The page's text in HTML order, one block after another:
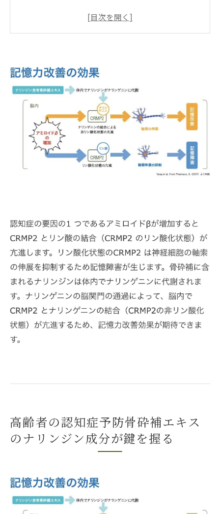
骨砕補エキスが高齢者に与える影響
高齢者に適したサプリ選びのポイント
ご購入はこちら
ナリンジン配合治療院専用サプリで始める認知
症予防
サプリメント選びの基準と注意点
治療院専門家が推奨するナリンジン活用法
ナリンジン配合の治療院専用サプリの特長
ング
高齢者に適したサプリの使用体験談
骨砕補エキスの科学ナリンジンの抗酸化作用で
脳を守る
ナリンジンの抗酸化作用のメカニズム
脳の健康を守るための科学的根拠
ナリンジンと他の抗酸化物質との比較
果を最大限に引き出す方法
ナリンジン活用の実践的アプローチ
効果的なサプリ摂取法と食事の組み合わせ
ナリンジン効果を高めるための生活習慣
サプリの効果を実感するための工夫
高齢者の認知症予防骨砕補エキス
のナリンジン成分が鍵を握る